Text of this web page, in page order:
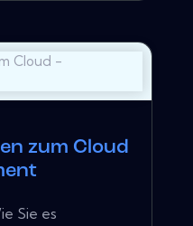
zum Cloud
Sie es